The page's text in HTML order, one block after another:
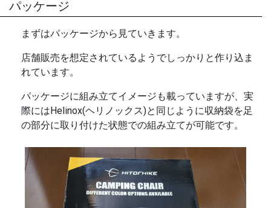
パッケージ
まずはパッケージから見ていきます。
店舗販売を想定されているようでしっかりと作り込ま
れています。
パッケージに組み立てイメージも載っていますが、実
際にはHelinox(ヘリノックス)と同じように収納袋を足
の部分に取り付けた状態での組み立てが可能です。